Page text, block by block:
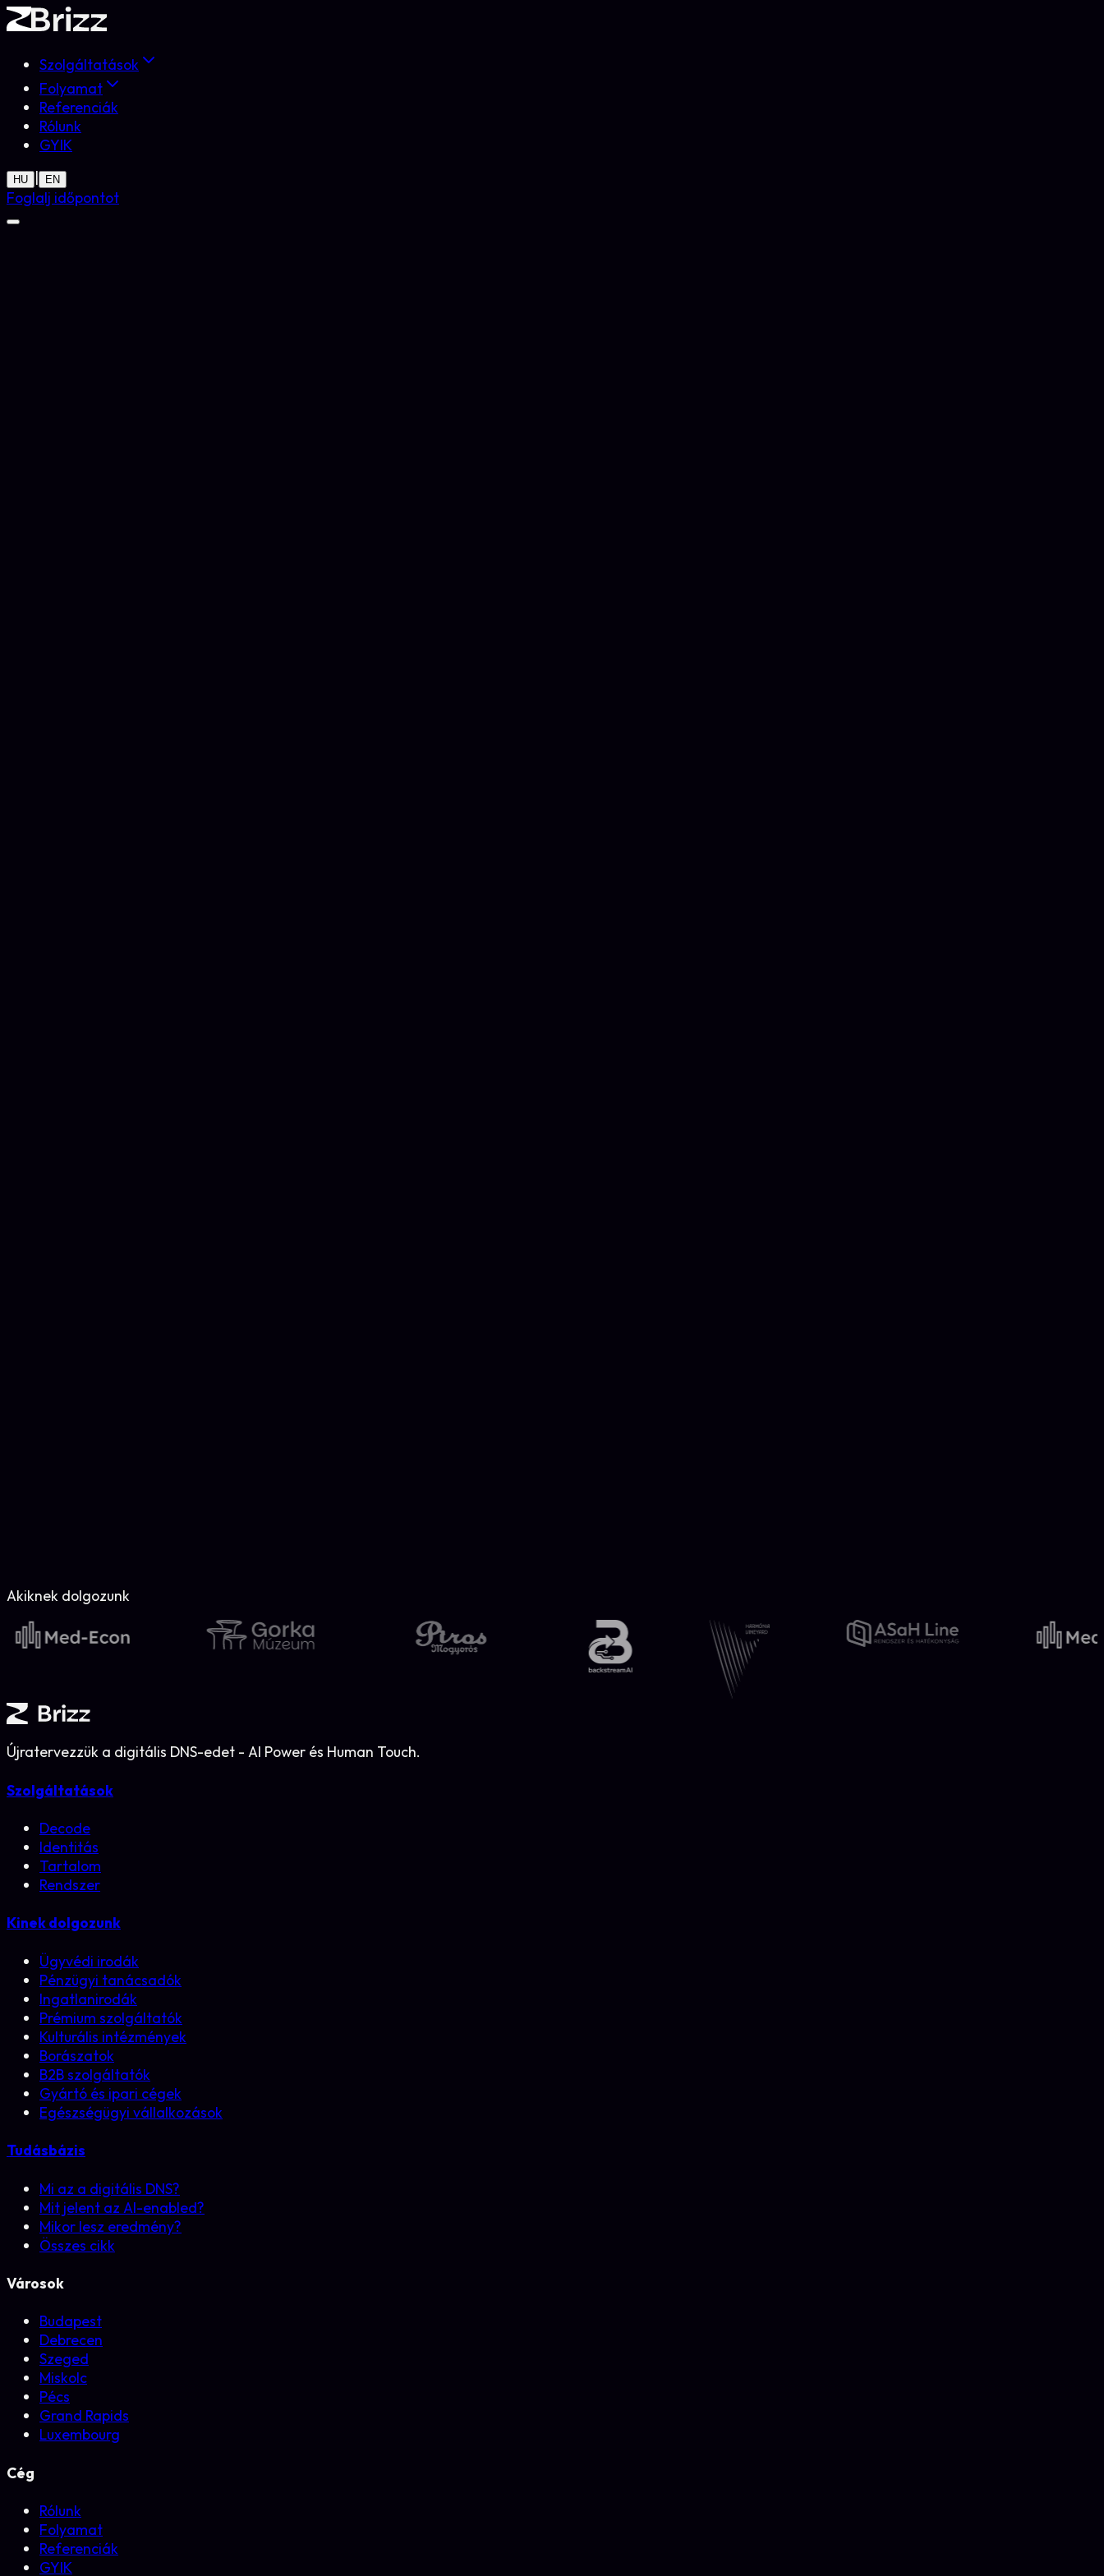
Szolgáltatások
Folyamat
Referenciák
Rólunk
GYIK
HU EN
Foglalj időpontot
Akiknek dolgozunk
Újratervezzük a digitális DNS-edet - AI Power és Human Touch.
Szolgáltatások
Decode
Identitás
Tartalom
Rendszer
Kinek dolgozunk
Ügyvédi irodák
Pénzügyi tanácsadók
Ingatlanirodák
Prémium szolgáltatók
Kulturális intézmények
Borászatok
B2B szolgáltatók
Gyártó és ipari cégek
Egészségügyi vállalkozások
Tudásbázis
Mi az a digitális DNS?
Mit jelent az AI-enabled?
Mikor lesz eredmény?
Összes cikk
Városok
Budapest
Debrecen
Szeged
Miskolc
Pécs
Grand Rapids
Luxembourg
Cég
Rólunk
Folyamat
Referenciák
GYIK